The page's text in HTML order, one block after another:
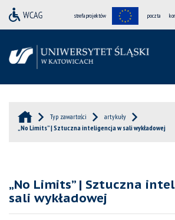
strefa projektów poczta
Typ zawartości
artykuły
„No Limits” | Sztuczna inteligencja w sali wykładowej
„No Limits” | Sztuczna
sali wykładowej